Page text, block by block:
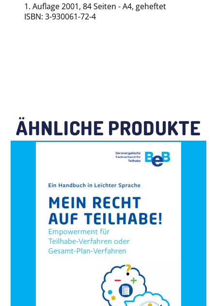
1. Auflage 2001, 84 Seiten - A4, geheftet
ISBN: 3-930061-72-4
ÄHNLICHE PRODUKTE